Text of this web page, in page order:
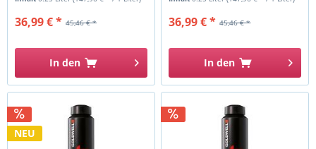
45,46 € *
36,99 € *
In den
45,46 € *
36,99 € *
In den
NEU